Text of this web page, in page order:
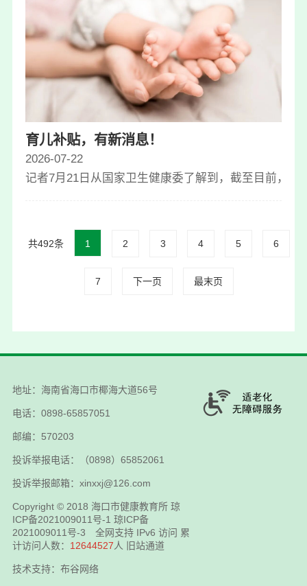
育儿补贴，有新消息！
2026-07-22
记者7月21日从国家卫生健康委了解到，截至目前，
共492条 1 2 3 4 5 6
7 下一页 最末页
地址：海南省海口市椰海大道56号
电话：0898-65857051
邮编：570203
投诉举报电话：（0898）65852061
投诉举报邮箱：xinxxj@126.com
Copyright © 2018 海口市健康教育所 琼
ICP备2021009011号-1 琼ICP备
2021009011号-3 全网支持 IPv6 访问 累
计访问人数： 12644527人 旧站通道
技术支持：布谷网络